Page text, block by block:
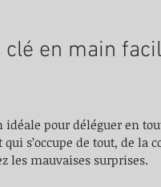
en main
pour déléguer en
s’occupe de tout, de la
les mauvaises surprises.